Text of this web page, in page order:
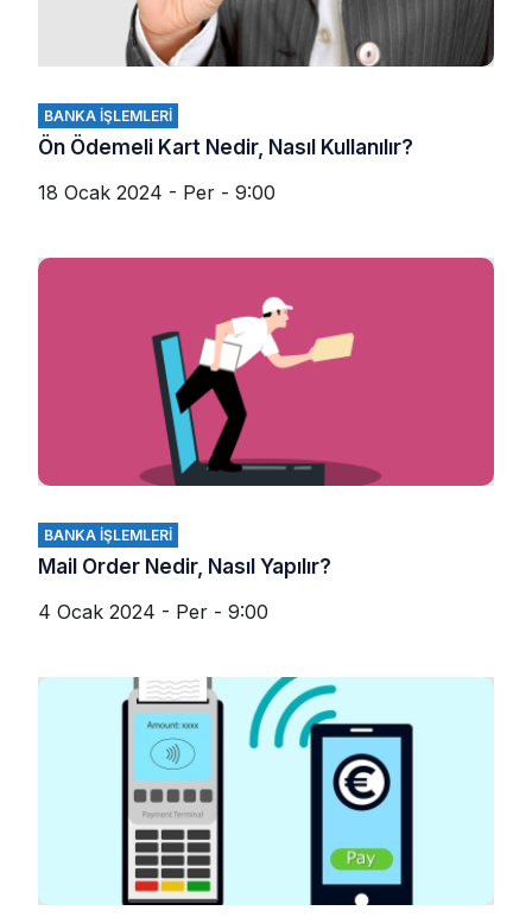
BANKA İŞLEMLERI
Ön Ödemeli Kart Nedir, Nasıl Kullanılır?
18 Ocak 2024 - Per - 9:00
BANKA İŞLEMLERI
Mail Order Nedir, Nasıl Yapılır?
4 Ocak 2024 - Per - 9:00